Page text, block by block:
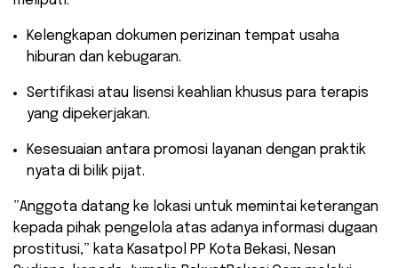
​Kelengkapan dokumen perizinan tempat usaha
hiburan dan kebugaran.
​Sertifikasi atau lisensi keahlian khusus para terapis
yang dipekerjakan.
​Kesesuaian antara promosi layanan dengan praktik
nyata di bilik pijat.
​”Anggota datang ke lokasi untuk memintai keterangan
kepada pihak pengelola atas adanya informasi dugaan
prostitusi,” kata Kasatpol PP Kota Bekasi, Nesan